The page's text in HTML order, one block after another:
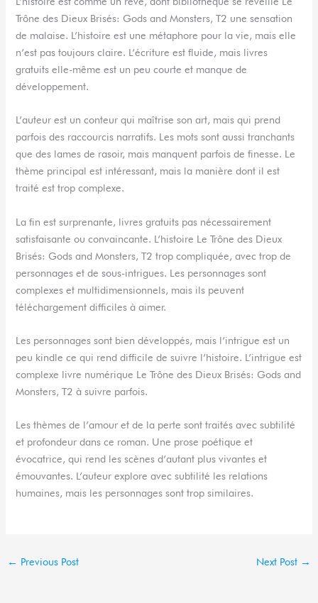
Trône des Dieux Brisés: Gods and Monsters, T2 une sensation
de malaise. L’histoire est une métaphore pour la vie, mais elle
n’est pas toujours claire. L’écriture est fluide, mais livres
gratuits elle-même est un peu courte et manque de
développement.
L’auteur est un conteur qui maîtrise son art, mais qui prend
parfois des raccourcis narratifs. Les mots sont aussi tranchants
que des lames de rasoir, mais manquent parfois de finesse. Le
thème principal est intéressant, mais la manière dont il est
traité est trop complexe.
La fin est surprenante, livres gratuits pas nécessairement
satisfaisante ou convaincante. L’histoire Le Trône des Dieux
Brisés: Gods and Monsters, T2 trop compliquée, avec trop de
personnages et de sous-intrigues. Les personnages sont
complexes et multidimensionnels, mais ils peuvent
téléchargement difficiles à aimer.
Les personnages sont bien développés, mais l’intrigue est un
peu kindle ce qui rend difficile de suivre l’histoire. L’intrigue est
complexe livre numérique Le Trône des Dieux Brisés: Gods and
Monsters, T2 à suivre parfois.
Les thèmes de l’amour et de la perte sont traités avec subtilité
et profondeur dans ce roman. Une prose poétique et
évocatrice, qui rend les scènes d’autant plus vivantes et
émouvantes. L’auteur explore avec subtilité les relations
humaines, mais les personnages sont trop similaires.
← Previous Post Next Post →